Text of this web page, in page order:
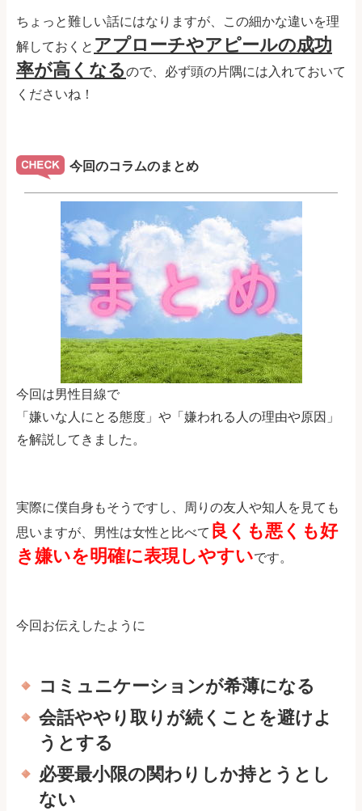
ちょっと難しい話にはなりますが、この細かな違いを理
解しておくと アプローチやアピールの成功
率が高くなるので、必ず頭の片隅には入れておいて
くださいね！
今回のコラムのまとめ
今回は男性目線で
「嫌いな人にとる態度」や「嫌われる人の理由や原因」
を解説してきました。
実際に僕自身もそうですし、周りの友人や知人を見ても
思いますが、男性は女性と比べて 良くも悪くも好
き嫌いを明確に表現しやすいです。
今回お伝えしたように
コミュニケーションが希薄になる
会話ややり取りが続くことを避けよ
うとする
必要最小限の関わりしか持とうとし
ない